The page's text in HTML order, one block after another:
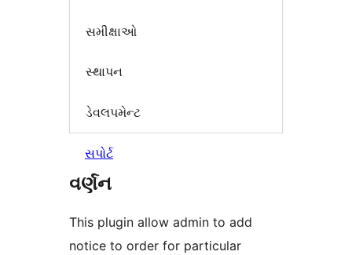
સમીક્ષાઓ
સ્થાપન
ડેવલપમેન્ટ
સપોર્ટ
વર્ણન
This plugin allow admin to add
notice to order for particular